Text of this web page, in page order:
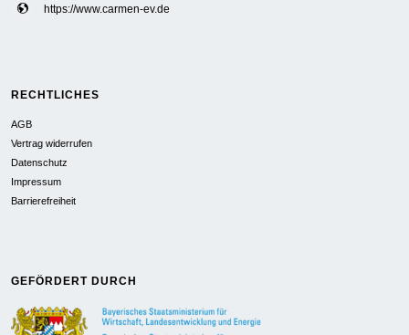
https://www.carmen-ev.de
RECHTLICHES
AGB
Vertrag widerrufen
Datenschutz
Impressum
Barrierefreiheit
GEFÖRDERT DURCH